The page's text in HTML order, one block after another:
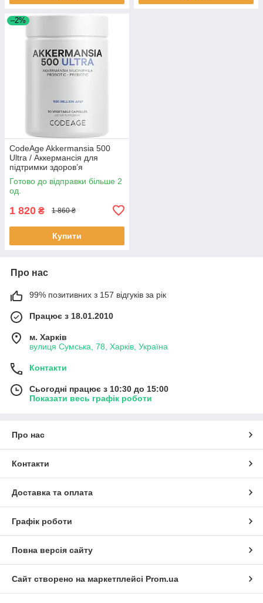
–2%
CodeAge Akkermansia 500
Ultra / Аккермансія для
підтримки здоров’я
кишечника 500 млн КУО 90
капсул BX555
Готово до відправки більше 2
од.
1 820 ₴ 1 860 ₴
Купити
Про нас
99% позитивних з 157 відгуків за рік
Працює з 18.01.2010
м. Харків
вулиця Сумська, 78, Харків, Україна
Контакти
Сьогодні працює з 10:30 до 15:00
Показати весь графік роботи
Про нас
Контакти
Доставка та оплата
Графік роботи
Повна версія сайту
Сайт створено на маркетплейсі Prom.ua